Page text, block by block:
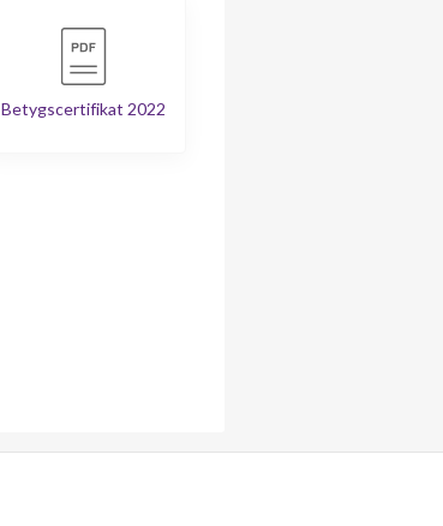
Betygscertifikat 2022